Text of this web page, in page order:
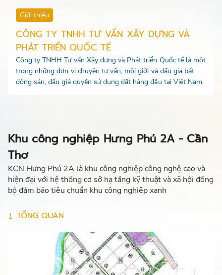
Giới thiệu
CÔNG TY TNHH TƯ VẤN XÂY DỰNG VÀ
PHÁT TRIỂN QUỐC TẾ
Công ty TNHH Tư vấn Xây dựng và Phát triển Quốc tế là một
trong những đơn vị chuyên tư vấn, môi giới và đấu giá bất
động sản, đấu giá quyền sử dụng đất hàng đầu tại Việt Nam.
Khu công nghiệp Hưng Phú 2A - Cần
Thơ
KCN Hưng Phú 2A là khu công nghiệp công nghệ cao và
hiện đại với hệ thống cơ sở hạ tầng kỹ thuật và xã hội đồng
bộ đảm bảo tiêu chuẩn khu công nghiệp xanh
1 TỔNG QUAN